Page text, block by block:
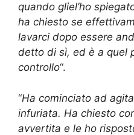
quando gliel’ho
ha chiesto se
lavarci dopo essere
detto di sì, ed è a quel
controllo“.
“Ha cominciato ad
infuriata. Ha chiesto
avvertita e le ho